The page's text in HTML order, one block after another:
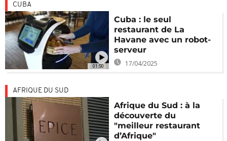
01:50
CUBA
Cuba : le seul
restaurant de La
Havane avec un robot-
serveur
17/04/2025
AFRIQUE DU SUD
Afrique du Sud : à la
découverte du
"meilleur restaurant
d’Afrique"